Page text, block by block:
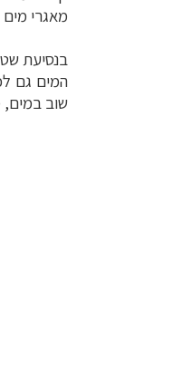
מאגרי
בנסיעת
המים גם
שוב במים,